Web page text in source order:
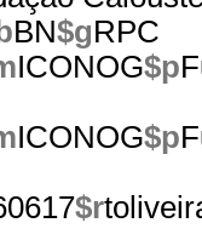
BN$gRPC
ICONOG$p
ICONOG$p
$r